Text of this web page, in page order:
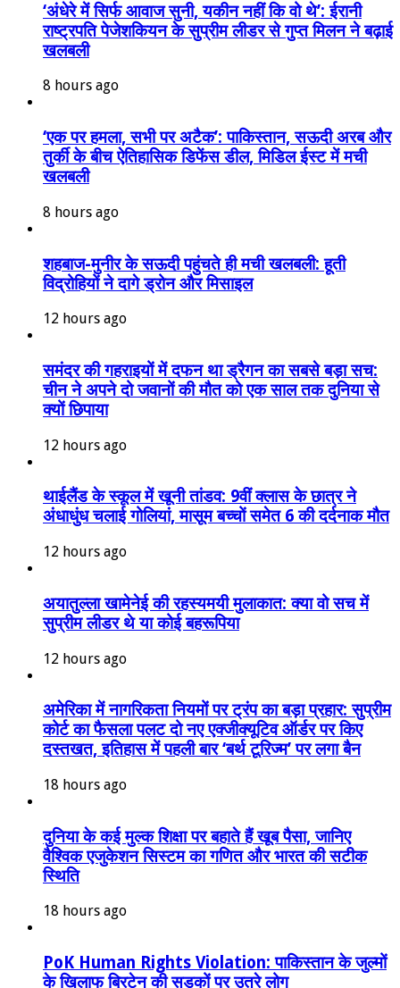
‘अंधेरे में सिर्फ आवाज सुनी, यकीन नहीं कि वो थे’: ईरानी
राष्ट्रपति पेजेशकियन के सुप्रीम लीडर से गुप्त मिलन ने बढ़ाई
खलबली
8 hours ago
‘एक पर हमला, सभी पर अटैक’: पाकिस्तान, सऊदी अरब और
तुर्की के बीच ऐतिहासिक डिफेंस डील, मिडिल ईस्ट में मची
खलबली
8 hours ago
शहबाज-मुनीर के सऊदी पहुंचते ही मची खलबली: हूती
विद्रोहियों ने दागे ड्रोन और मिसाइल
12 hours ago
समंदर की गहराइयों में दफन था ड्रैगन का सबसे बड़ा सच:
चीन ने अपने दो जवानों की मौत को एक साल तक दुनिया से
क्यों छिपाया
12 hours ago
थाईलैंड के स्कूल में खूनी तांडव: 9वीं क्लास के छात्र ने
अंधाधुंध चलाई गोलियां, मासूम बच्चों समेत 6 की दर्दनाक मौत
12 hours ago
अयातुल्ला खामेनेई की रहस्यमयी मुलाकात: क्या वो सच में
सुप्रीम लीडर थे या कोई बहरूपिया
12 hours ago
अमेरिका में नागरिकता नियमों पर ट्रंप का बड़ा प्रहार: सुप्रीम
कोर्ट का फैसला पलट दो नए एक्जीक्यूटिव ऑर्डर पर किए
दस्तखत, इतिहास में पहली बार ‘बर्थ टूरिज्म’ पर लगा बैन
18 hours ago
दुनिया के कई मुल्क शिक्षा पर बहाते हैं खूब पैसा, जानिए
वैश्विक एजुकेशन सिस्टम का गणित और भारत की सटीक
स्थिति
18 hours ago
PoK Human Rights Violation: पाकिस्तान के जुल्मों
के खिलाफ ब्रिटेन की सड़कों पर उतरे लोग